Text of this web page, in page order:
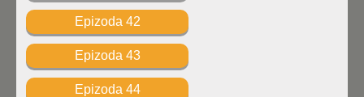
Epizoda 42
Epizoda 43
Epizoda 44